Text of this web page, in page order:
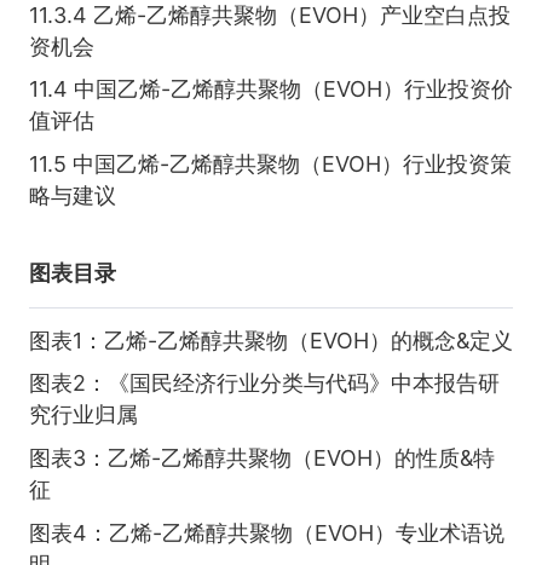
11.3.4 乙烯-乙烯醇共聚物（EVOH）产业空白点投
资机会
11.4 中国乙烯-乙烯醇共聚物（EVOH）行业投资价
值评估
11.5 中国乙烯-乙烯醇共聚物（EVOH）行业投资策
略与建议
图表目录
图表1：乙烯-乙烯醇共聚物（EVOH）的概念&定义
图表2：《国民经济行业分类与代码》中本报告研
究行业归属
图表3：乙烯-乙烯醇共聚物（EVOH）的性质&特
征
图表4：乙烯-乙烯醇共聚物（EVOH）专业术语说